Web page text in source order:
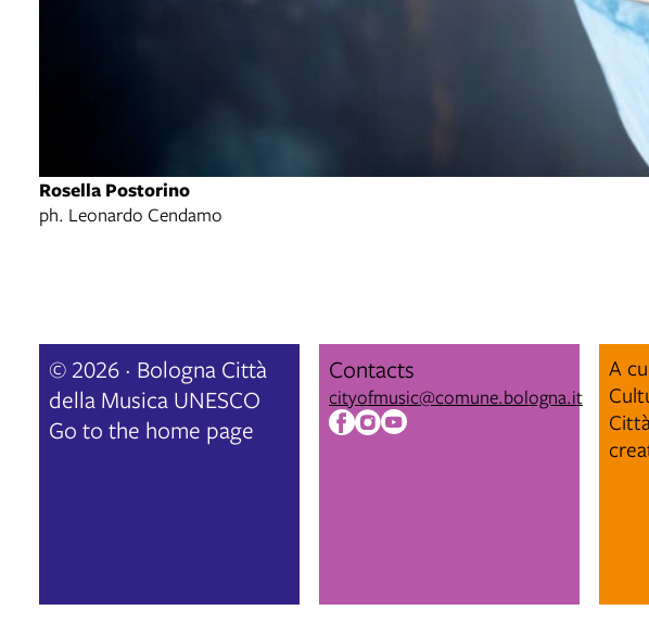
Rosella Postorino
ph. Leonardo Cendamo
© 2026 · Bologna Città
della Musica UNESCO
Go to the home page
Contacts
cityofmusic@comune.bologna.it
A